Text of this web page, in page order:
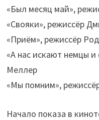
«Был месяц май»,
«Свояки», режиссёр
«Приём», режиссёр
«А нас искают немцы
Меллер
«Мы помним»,
Начало показа в